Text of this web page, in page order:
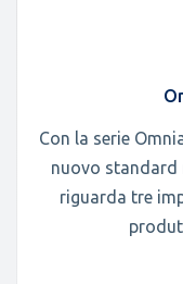
Con la serie
nuovo standard
riguarda tre